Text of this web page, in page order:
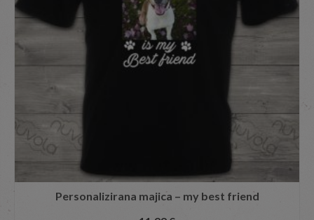
Personalizirana majica – my best friend